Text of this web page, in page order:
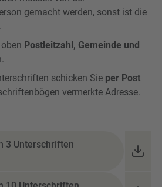
gemacht werden, sonst ist die
Postleitzahl, Gemeinde und
schicken Sie per Post
vermerkte Adresse.
3 Unterschriften